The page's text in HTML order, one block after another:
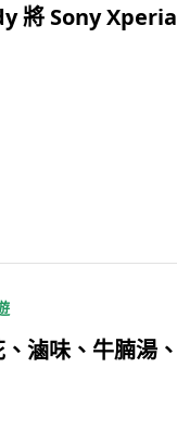
將 Sony Xperia
滷味、牛腩湯